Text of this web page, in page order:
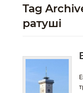
Tag
ратуші